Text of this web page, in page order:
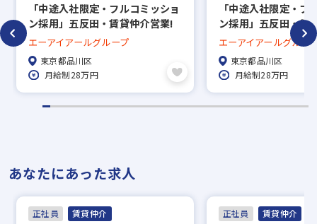
「中途入社限定・フルコミッショ
ン採用」五反田・賃貸仲介営業!
／未経験歓迎!／完全歩合で年収
1,000万可能
エーアイアールグループ
東京都品川区
月給制28万円
「中途入社限定・フ
ン採用」五反田・賃
／未経験歓迎!／完
1,000万可能
エーアイアールグルー
東京都品川区
月給制28万円
あなたにあった求人
正社員 賃貸仲介 正社員 賃貸仲介